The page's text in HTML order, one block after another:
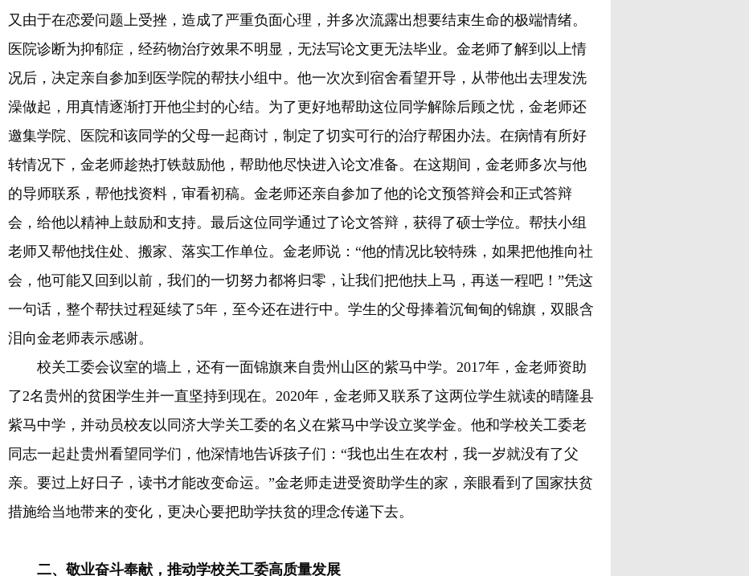
又由于在恋爱问题上受挫，造成了严重负面心理，并多次流露出想要结束生命的极端情绪。
医院诊断为抑郁症，经药物治疗效果不明显，无法写论文更无法毕业。金老师了解到以上情
况后，决定亲自参加到医学院的帮扶小组中。他一次次到宿舍看望开导，从带他出去理发洗
澡做起，用真情逐渐打开他尘封的心结。为了更好地帮助这位同学解除后顾之忧，金老师还
邀集学院、医院和该同学的父母一起商讨，制定了切实可行的治疗帮困办法。在病情有所好
转情况下，金老师趁热打铁鼓励他，帮助他尽快进入论文准备。在这期间，金老师多次与他
的导师联系，帮他找资料，审看初稿。金老师还亲自参加了他的论文预答辩会和正式答辩
会，给他以精神上鼓励和支持。最后这位同学通过了论文答辩，获得了硕士学位。帮扶小组
老师又帮他找住处、搬家、落实工作单位。金老师说：“他的情况比较特殊，如果把他推向社
会，他可能又回到以前，我们的一切努力都将归零，让我们把他扶上马，再送一程吧！”凭这
一句话，整个帮扶过程延续了5年，至今还在进行中。学生的父母捧着沉甸甸的锦旗，双眼含
泪向金老师表示感谢。
校关工委会议室的墙上，还有一面锦旗来自贵州山区的紫马中学。2017年，金老师资助
了2名贵州的贫困学生并一直坚持到现在。2020年，金老师又联系了这两位学生就读的晴隆县
紫马中学，并动员校友以同济大学关工委的名义在紫马中学设立奖学金。他和学校关工委老
同志一起赴贵州看望同学们，他深情地告诉孩子们：“我也出生在农村，我一岁就没有了父
亲。要过上好日子，读书才能改变命运。”金老师走进受资助学生的家，亲眼看到了国家扶贫
措施给当地带来的变化，更决心要把助学扶贫的理念传递下去。
二、敬业奋斗奉献，推动学校关工委高质量发展